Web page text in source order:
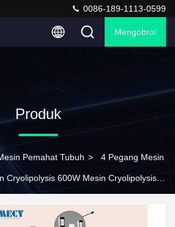
0086-189-1113-0599
Mengobrol
Produk
Pemahat Tubuh > 4 Pegang Mesin
Cryolipolysis 600W Mesin Cryolipolysis